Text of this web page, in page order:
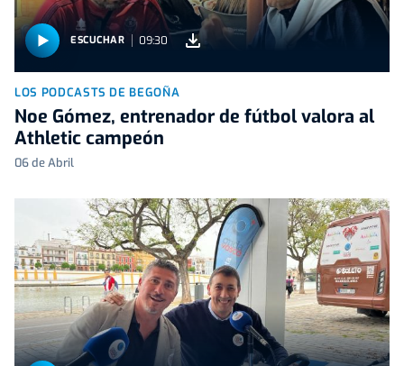
ESCUCHAR 09:30
LOS PODCASTS DE BEGOÑA
Noe Gómez, entrenador de fútbol valora al
Athletic campeón
06 de Abril